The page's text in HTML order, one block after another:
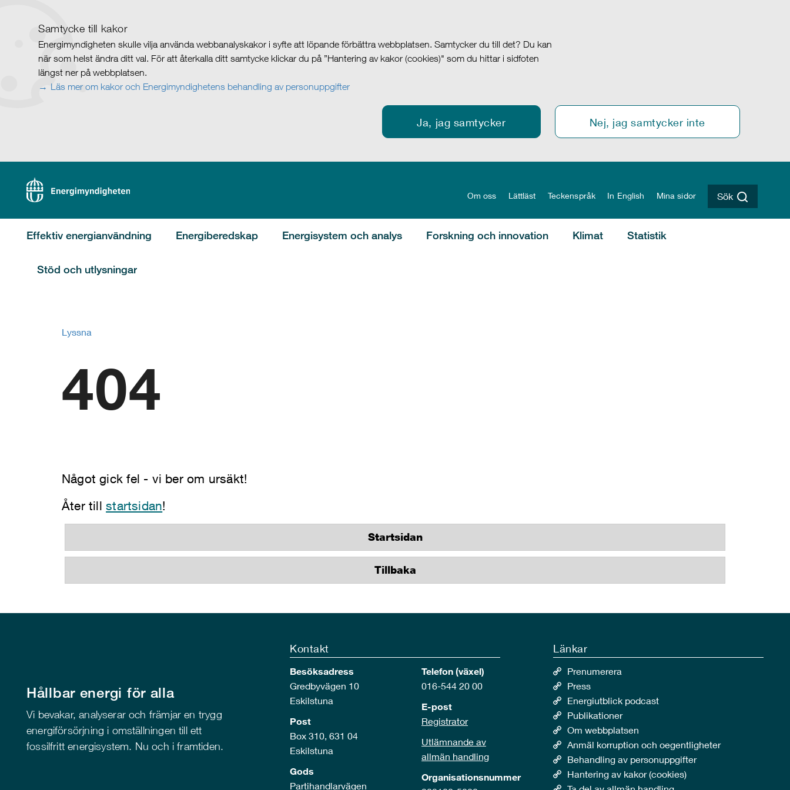
Samtycke till kakor
Energimyndigheten skulle vilja använda webbanalyskakor i syfte att löpande förbättra webbplatsen. Samtycker du till det? Du kan
när som helst ändra ditt val. För att återkalla ditt samtycke klickar du på ”Hantering av kakor (cookies)" som du hittar i sidfoten
längst ner på webbplatsen.
Läs mer om kakor och Energimyndighetens behandling av personuppgifter
Ja, jag samtycker Nej, jag samtycker inte
Om oss Lättläst Teckenspråk In English Mina sidor Sök
Effektiv energianvändning Energiberedskap Energisystem och analys Forskning och innovation Klimat Statistik
Stöd och utlysningar
Lyssna
404
Något gick fel - vi ber om ursäkt!
Åter tillstartsidan!
Startsidan
Tillbaka
Hållbar energi för alla
Vi bevakar, analyserar och främjar en trygg
energiförsörjning i omställningen till ett
fossilfritt energisystem. Nu och i framtiden.
Kontakt
Besöksadress
Gredbyvägen 10
Eskilstuna
Post
Box 310, 631 04
Eskilstuna
Gods
Partihandlarvägen
Telefon (växel)
016-544 20 00
E-post
Registrator
Utlämnande av
allmän handling
Organisationsnummer
Länkar
Prenumerera
Press
Energiutblick podcast
Publikationer
Om webbplatsen
Anmäl korruption och oegentligheter
Behandling av personuppgifter
Hantering av kakor (cookies)